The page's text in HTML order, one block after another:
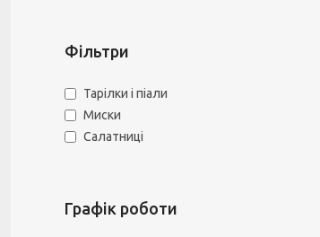
Фільтри
Тарілки і піали
Миски
Салатниці
Графік роботи